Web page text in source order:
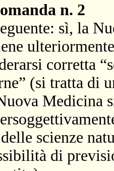
n. 2
sì, la
corretta
(si tratta di
Medicina
scienze
di